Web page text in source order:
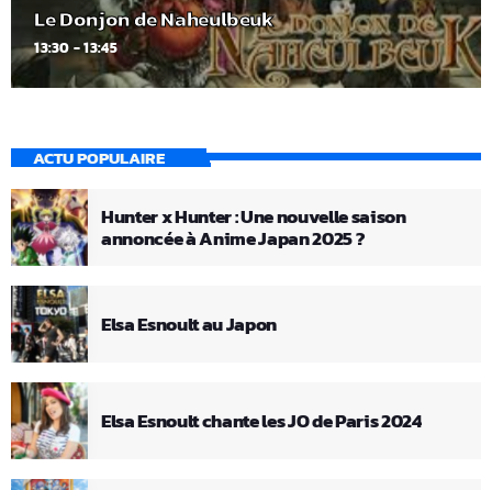
Le Donjon de Naheulbeuk
13:30 - 13:45
ACTU POPULAIRE
Hunter x Hunter : Une nouvelle saison
annoncée à Anime Japan 2025 ?
Elsa Esnoult au Japon
Elsa Esnoult chante les JO de Paris 2024